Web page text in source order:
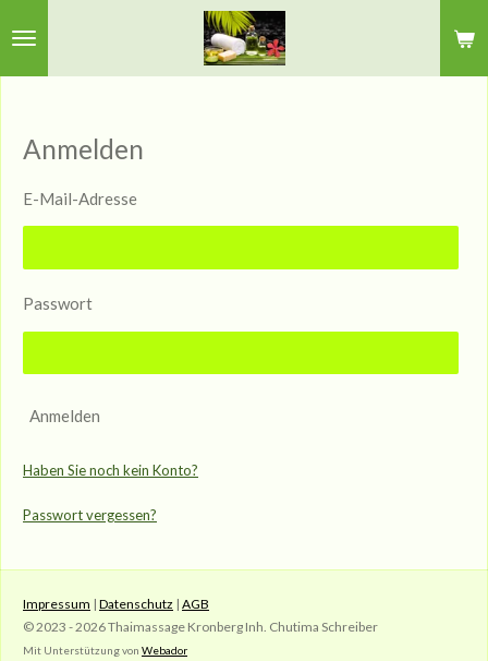
Anmelden
E-Mail-Adresse
Passwort
Anmelden
Haben Sie noch kein Konto?
Passwort vergessen?
Impressum | Datenschutz | AGB
© 2023 - 2026 Thaimassage Kronberg Inh. Chutima Schreiber
Mit Unterstützung von Webador